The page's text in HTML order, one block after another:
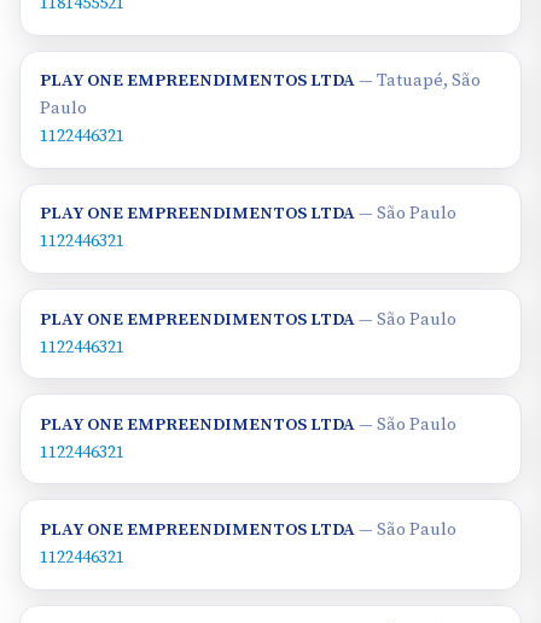
PLAY ONE EMPREENDIMENTOS LTDA— Tatuapé, São
Paulo
1122446321
PLAY ONE EMPREENDIMENTOS LTDA— São Paulo
1122446321
PLAY ONE EMPREENDIMENTOS LTDA— São Paulo
1122446321
PLAY ONE EMPREENDIMENTOS LTDA— São Paulo
1122446321
PLAY ONE EMPREENDIMENTOS LTDA— São Paulo
1122446321